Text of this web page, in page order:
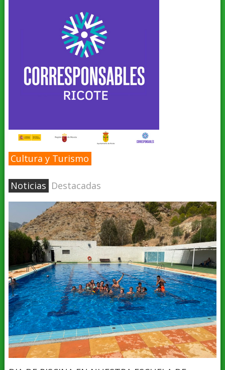
Cultura y Turismo
Noticias Destacadas